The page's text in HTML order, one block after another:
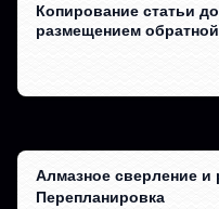
Копирование статьи
размещением
Алмазное сверление и
Перепланировка